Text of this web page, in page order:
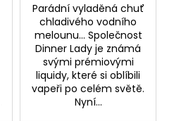
Parádní vyladěná chuť
chladivého vodního
melounu... Společnost
Dinner Lady je známá
svými prémiovými
liquidy, které si oblíbili
vapeři po celém světě.
Nyní...